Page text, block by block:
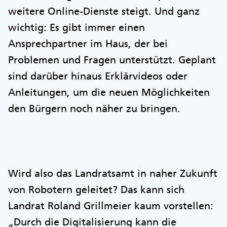
weitere Online-Dienste steigt. Und ganz
wichtig: Es gibt immer einen
Ansprechpartner im Haus, der bei
Problemen und Fragen unterstützt. Geplant
sind darüber hinaus Erklärvideos oder
Anleitungen, um die neuen Möglichkeiten
den Bürgern noch näher zu bringen.
Wird also das Landratsamt in naher Zukunft
von Robotern geleitet? Das kann sich
Landrat Roland Grillmeier kaum vorstellen:
„Durch die Digitalisierung kann die